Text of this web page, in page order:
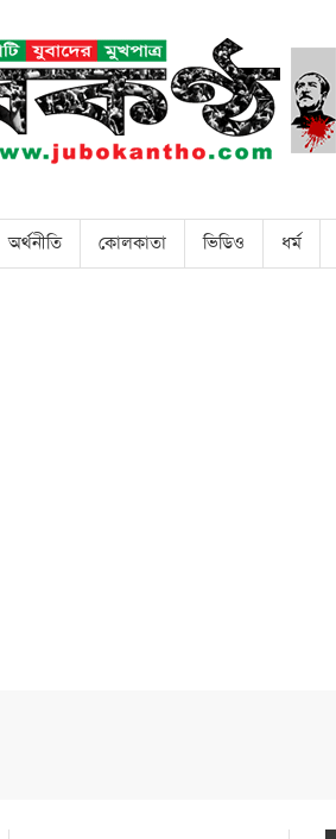
অর্থনীতি কোলকাতা ভিডিও ধর্ম